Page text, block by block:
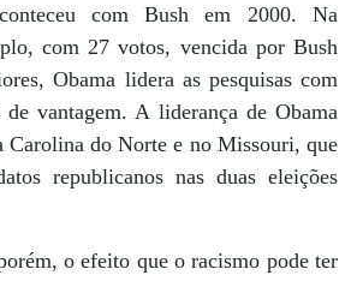
com Bush em 2000. Na
com 27 votos, vencida por Bush
Obama lidera as pesquisas com
de vantagem. A liderança de Obama
Carolina do Norte e no Missouri, que
republicanos nas duas eleições
o efeito que o racismo pode ter